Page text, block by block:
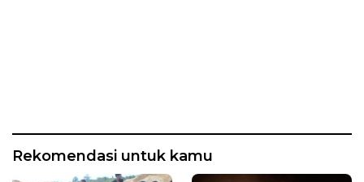
Rekomendasi untuk kamu